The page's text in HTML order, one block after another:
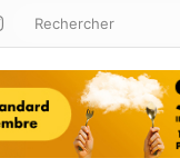
Instagram